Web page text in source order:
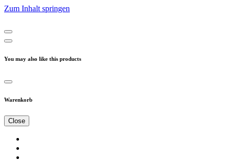
Zum Inhalt springen
You may also like this products
Warenkorb
Close